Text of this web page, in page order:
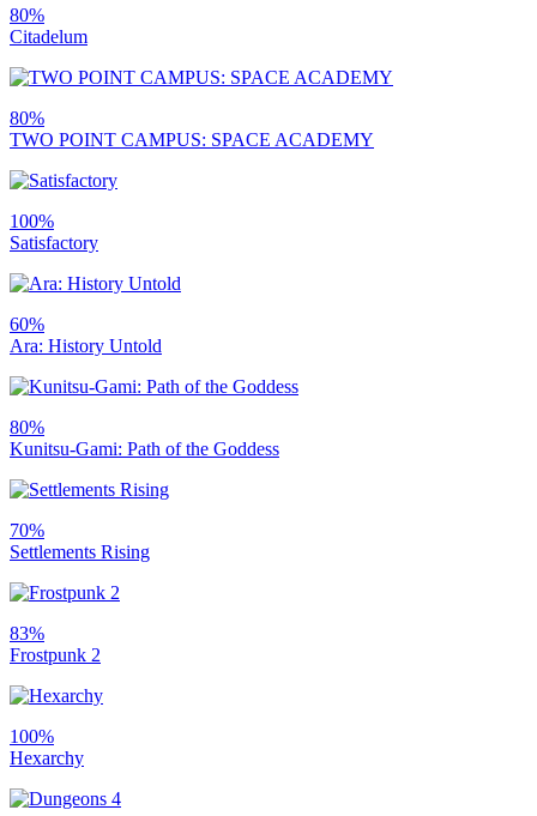
80%
Citadelum
80%
TWO POINT CAMPUS: SPACE ACADEMY
100%
Satisfactory
60%
Ara: History Untold
80%
Kunitsu-Gami: Path of the Goddess
70%
Settlements Rising
83%
Frostpunk 2
100%
Hexarchy